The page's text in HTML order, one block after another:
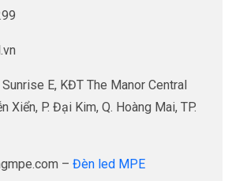
E, KĐT The Manor Central
Xiển, P. Đại Kim, Q. Hoàng Mai, TP.
– Đèn led MPE